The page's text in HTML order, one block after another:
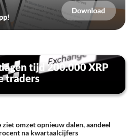
tijd 200.000 XRP
traders
ziet omzet opnieuw dalen, aandeel
na kwartaalcijfers